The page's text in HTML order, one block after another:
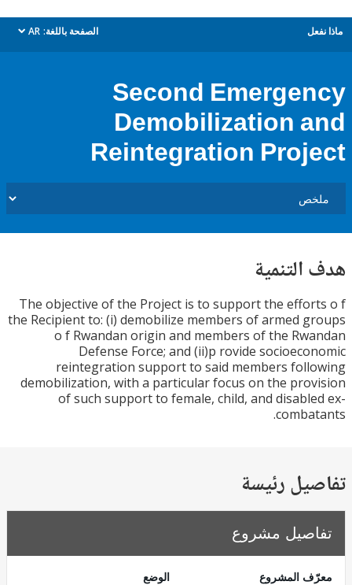
الصفحة باللغة: AR
dropdown
Second
Demobilization
Reintegration
The objective of the Project is to support the
the Recipient to: (i) demobilize members of armed
o f Rwandan origin and members of the
Defense Force; and (ii)p rovide
reintegration support to said members
demobilization, with a particular focus on the
of such support to female, child, and
رئيسة
مشروع
المشروع